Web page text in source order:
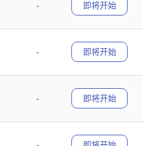
-
即将开始
-
即将开始
-
即将开始